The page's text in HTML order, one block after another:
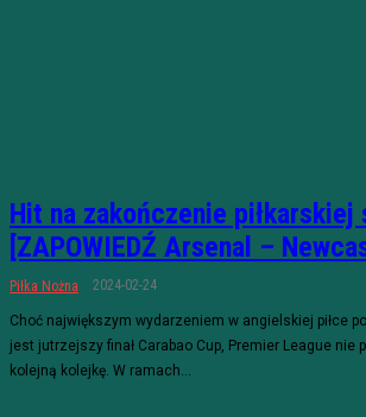
Hit na zakończenie piłkarskiej
[ZAPOWIEDŹ Arsenal –
Piłka Nożna 2024-02-24
Choć największym wydarzeniem w angielskiej piłce
jest jutrzejszy finał Carabao Cup, Premier League nie
kolejną kolejkę. W ramach...